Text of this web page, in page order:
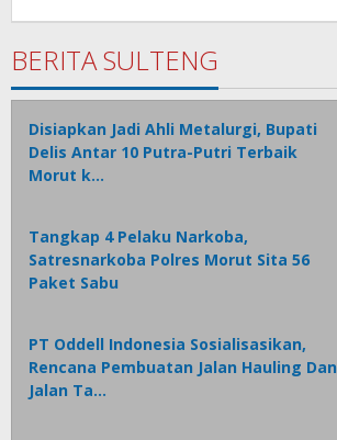
BERITA SULTENG
Disiapkan Jadi Ahli Metalurgi, Bupati
Delis Antar 10 Putra-Putri Terbaik
Morut k…
Tangkap 4 Pelaku Narkoba,
Satresnarkoba Polres Morut Sita 56
Paket Sabu
PT Oddell Indonesia Sosialisasikan,
Rencana Pembuatan Jalan Hauling Dan
Jalan Ta…